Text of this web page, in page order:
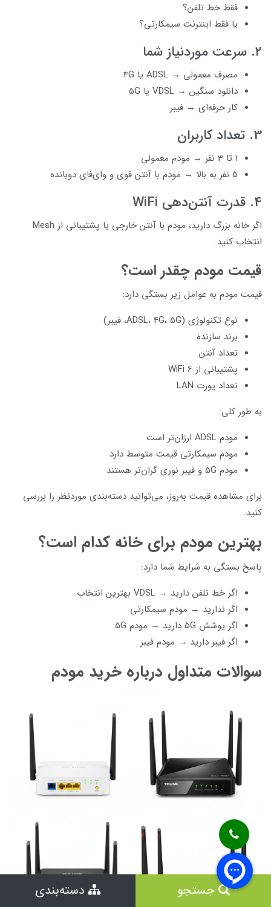
فقط خط تلفن؟
یا فقط اینترنت سیمکارتی؟
2. سرعت موردنیاز شما
مصرف معمولی → ADSL یا 4G
دانلود سنگین → VDSL یا 5G
کار حرفه‌ای → فیبر
3. تعداد کاربران
1 تا 3 نفر → مودم معمولی
5 نفر به بالا → مودم با آنتن قوی و وای‌فای دوبانده
4. قدرت آنتن‌دهی WiFi
اگر خانه بزرگ دارید، مودم با آنتن خارجی یا پشتیبانی از Mesh
انتخاب کنید.
قیمت مودم چقدر است؟
قیمت مودم به عوامل زیر بستگی دارد:
نوع تکنولوژی (ADSL، 4G، 5G، فیبر)
برند سازنده
تعداد آنتن
پشتیبانی از WiFi 6
تعداد پورت LAN
به طور کلی:
مودم ADSL ارزان‌تر است
مودم سیمکارتی قیمت متوسط دارد
مودم 5G و فیبر نوری گران‌تر هستند
برای مشاهده قیمت به‌روز، می‌توانید دسته‌بندی موردنظر را بررسی
کنید.
بهترین مودم برای خانه کدام است؟
پاسخ بستگی به شرایط شما دارد:
اگر خط تلفن دارید → VDSL بهترین انتخاب
اگر ندارید → مودم سیمکارتی
اگر پوشش 5G دارید → مودم 5G
اگر فیبر دارید → مودم فیبر
سوالات متداول درباره خرید مودم
جستجو